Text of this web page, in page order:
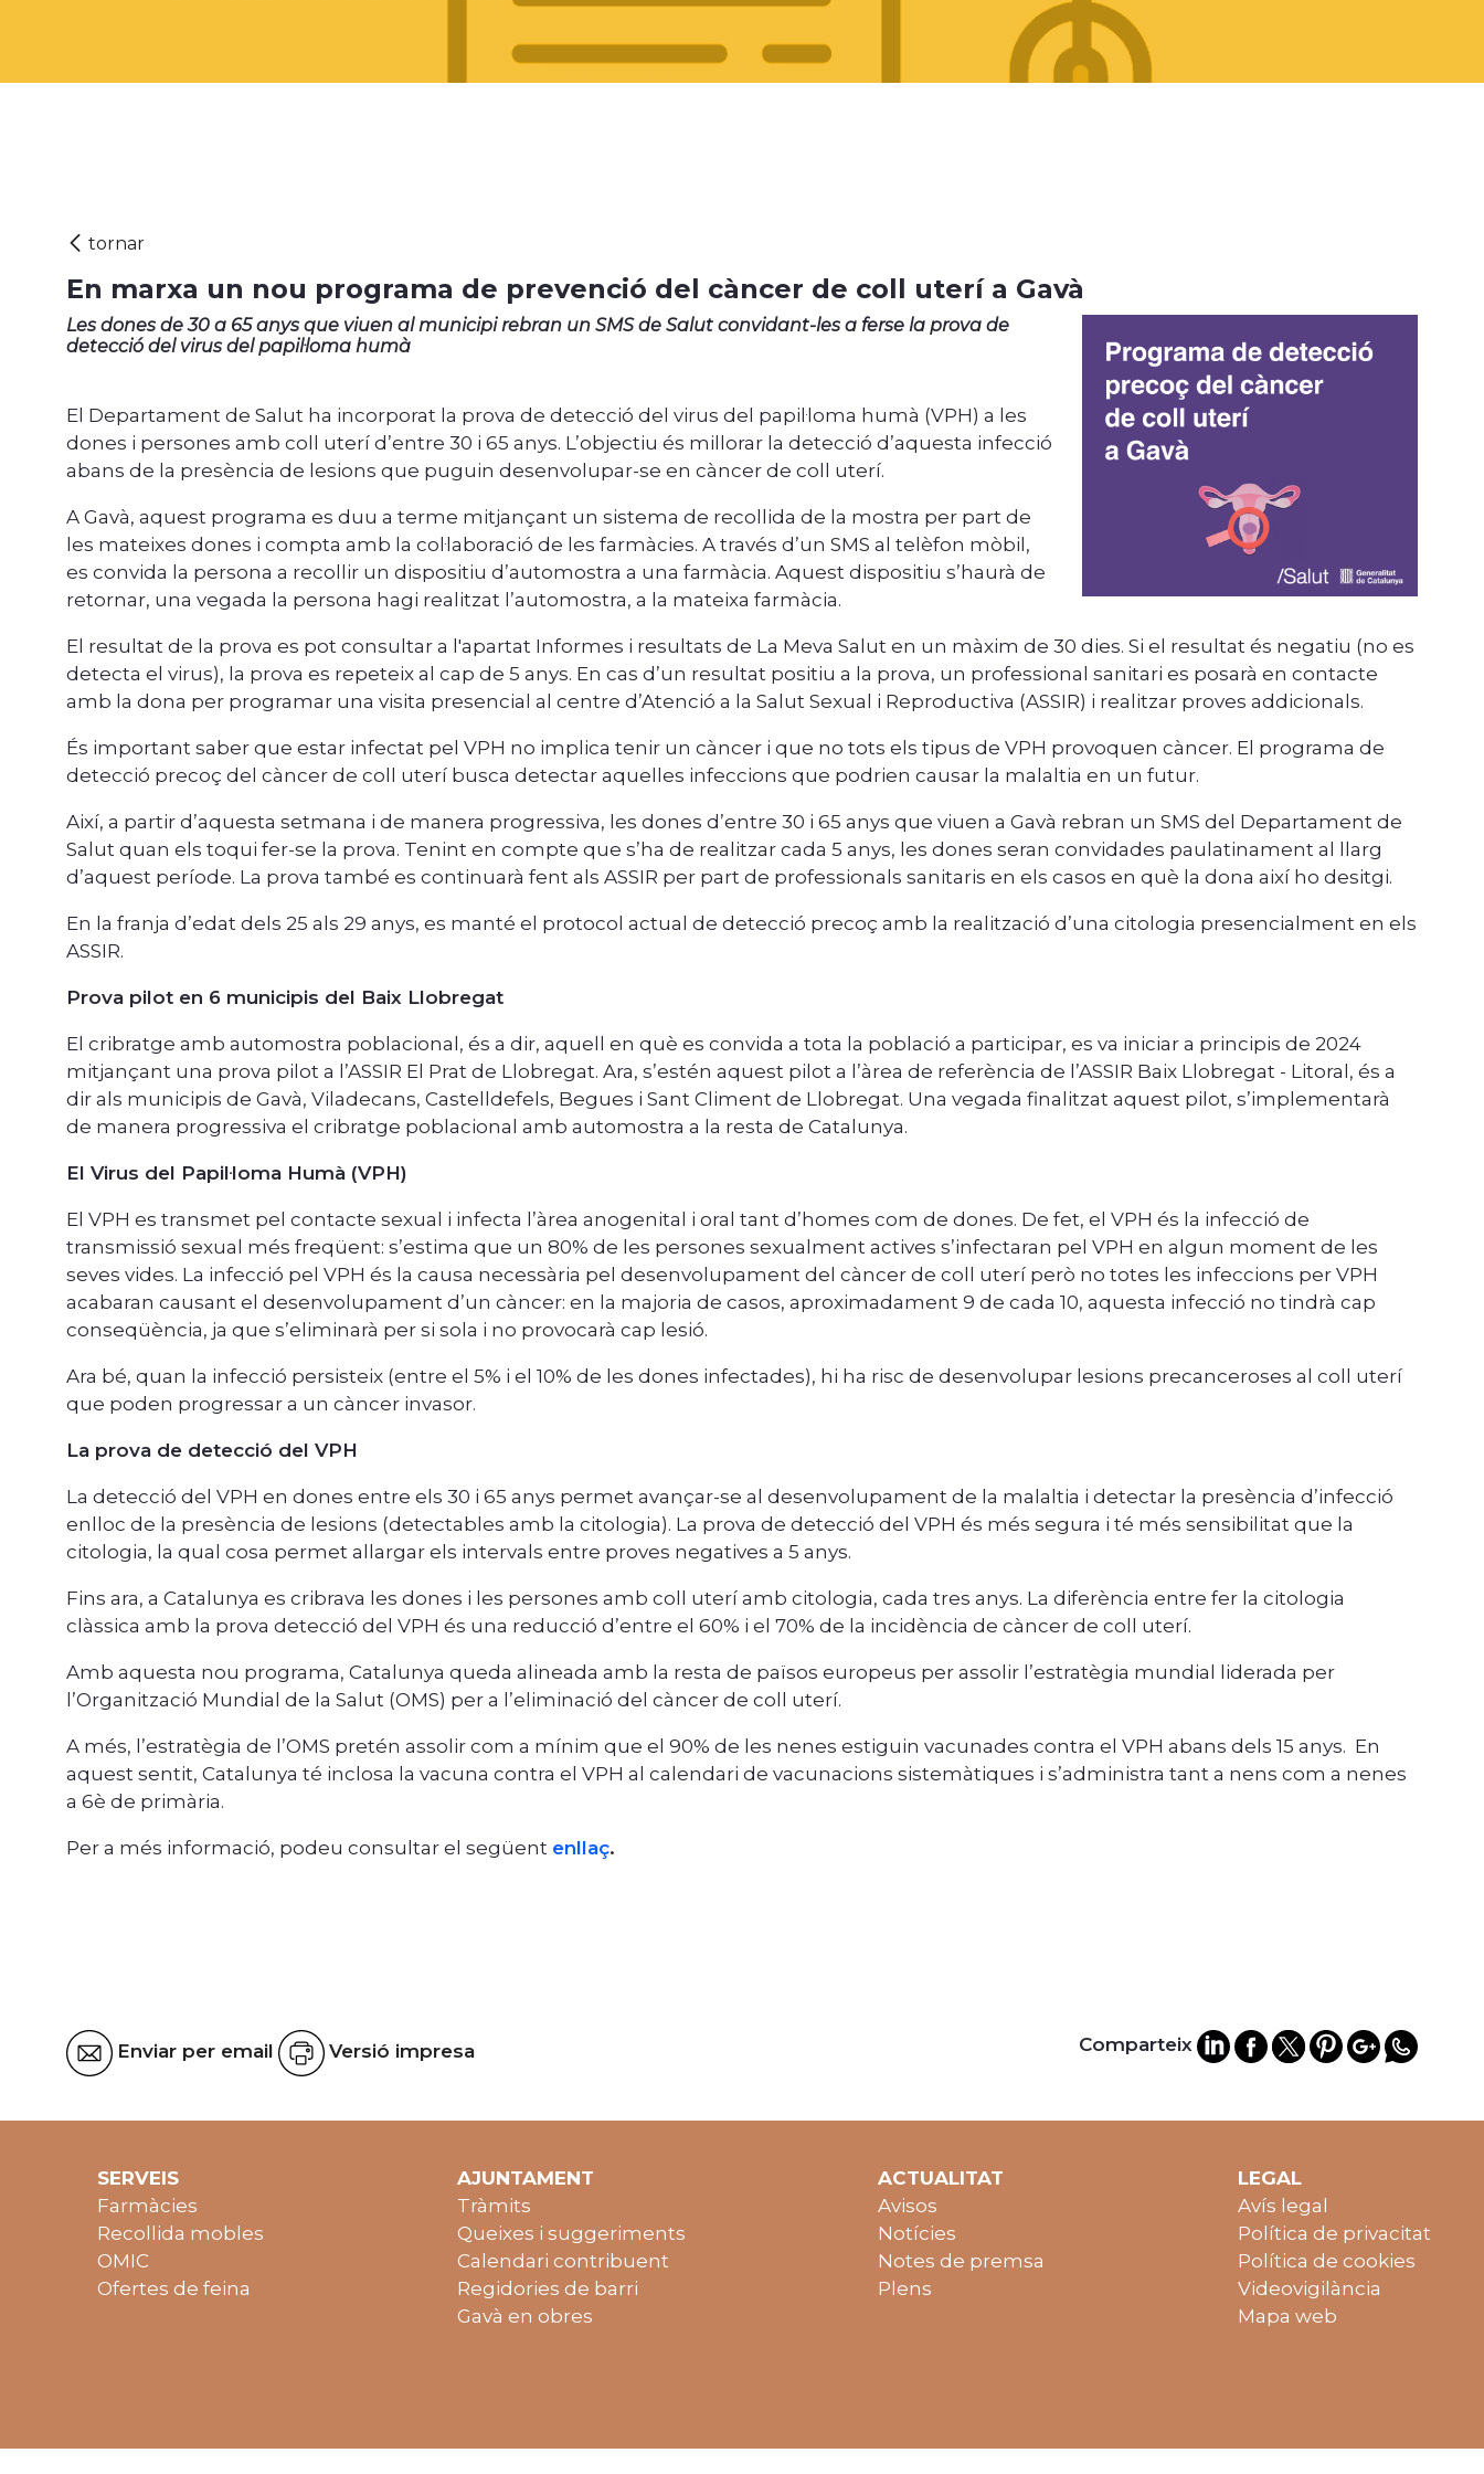
En marxa un nou programa de prevenció del càncer de coll uterí a Gavà
Les dones de 30 a 65 anys que viuen al municipi rebran un SMS de Salut convidant-les a ferse la prova de
detecció del virus del papil·loma humà
El Departament de Salut ha incorporat la prova de detecció del virus del papil·loma humà (VPH) a les
dones i persones amb coll uterí d’entre 30 i 65 anys. L’objectiu és millorar la detecció d’aquesta infecció
abans de la presència de lesions que puguin desenvolupar-se en càncer de coll uterí.
A Gavà, aquest programa es duu a terme mitjançant un sistema de recollida de la mostra per part de
les mateixes dones i compta amb la col·laboració de les farmàcies. A través d’un SMS al telèfon mòbil,
es convida la persona a recollir un dispositiu d’automostra a una farmàcia. Aquest dispositiu s’haurà de
retornar, una vegada la persona hagi realitzat l’automostra, a la mateixa farmàcia.
El resultat de la prova es pot consultar a l'apartat Informes i resultats de La Meva Salut en un màxim de 30 dies. Si el resultat és negatiu (no es
detecta el virus), la prova es repeteix al cap de 5 anys. En cas d’un resultat positiu a la prova, un professional sanitari es posarà en contacte
amb la dona per programar una visita presencial al centre d’Atenció a la Salut Sexual i Reproductiva (ASSIR) i realitzar proves addicionals.
És important saber que estar infectat pel VPH no implica tenir un càncer i que no tots els tipus de VPH provoquen càncer. El programa de
detecció precoç del càncer de coll uterí busca detectar aquelles infeccions que podrien causar la malaltia en un futur.
Així, a partir d’aquesta setmana i de manera progressiva, les dones d’entre 30 i 65 anys que viuen a Gavà rebran un SMS del Departament de
Salut quan els toqui fer-se la prova. Tenint en compte que s’ha de realitzar cada 5 anys, les dones seran convidades paulatinament al llarg
d’aquest període. La prova també es continuarà fent als ASSIR per part de professionals sanitaris en els casos en què la dona així ho desitgi.
En la franja d’edat dels 25 als 29 anys, es manté el protocol actual de detecció precoç amb la realització d’una citologia presencialment en els
ASSIR.
Prova pilot en 6 municipis del Baix Llobregat
El cribratge amb automostra poblacional, és a dir, aquell en què es convida a tota la població a participar, es va iniciar a principis de 2024
mitjançant una prova pilot a l’ASSIR El Prat de Llobregat. Ara, s’estén aquest pilot a l’àrea de referència de l’ASSIR Baix Llobregat - Litoral, és a
dir als municipis de Gavà, Viladecans, Castelldefels, Begues i Sant Climent de Llobregat. Una vegada finalitzat aquest pilot, s’implementarà
de manera progressiva el cribratge poblacional amb automostra a la resta de Catalunya.
El Virus del Papil·loma Humà (VPH)
El VPH es transmet pel contacte sexual i infecta l’àrea anogenital i oral tant d’homes com de dones. De fet, el VPH és la infecció de
transmissió sexual més freqüent: s’estima que un 80% de les persones sexualment actives s’infectaran pel VPH en algun moment de les
seves vides. La infecció pel VPH és la causa necessària pel desenvolupament del càncer de coll uterí però no totes les infeccions per VPH
acabaran causant el desenvolupament d’un càncer: en la majoria de casos, aproximadament 9 de cada 10, aquesta infecció no tindrà cap
conseqüència, ja que s’eliminarà per si sola i no provocarà cap lesió.
Ara bé, quan la infecció persisteix (entre el 5% i el 10% de les dones infectades), hi ha risc de desenvolupar lesions precanceroses al coll uterí
que poden progressar a un càncer invasor.
La prova de detecció del VPH
La detecció del VPH en dones entre els 30 i 65 anys permet avançar-se al desenvolupament de la malaltia i detectar la presència d’infecció
enlloc de la presència de lesions (detectables amb la citologia). La prova de detecció del VPH és més segura i té més sensibilitat que la
citologia, la qual cosa permet allargar els intervals entre proves negatives a 5 anys.
Fins ara, a Catalunya es cribrava les dones i les persones amb coll uterí amb citologia, cada tres anys. La diferència entre fer la citologia
clàssica amb la prova detecció del VPH és una reducció d’entre el 60% i el 70% de la incidència de càncer de coll uterí.
Amb aquesta nou programa, Catalunya queda alineada amb la resta de països europeus per assolir l’estratègia mundial liderada per
l’Organització Mundial de la Salut (OMS) per a l’eliminació del càncer de coll uterí.
A més, l’estratègia de l’OMS pretén assolir com a mínim que el 90% de les nenes estiguin vacunades contra el VPH abans dels 15 anys. En
aquest sentit, Catalunya té inclosa la vacuna contra el VPH al calendari de vacunacions sistemàtiques i s’administra tant a nens com a nenes
a 6è de primària.
Per a més informació, podeu consultar el següent enllaç.
Enviar per email Versió impresa Comparteix
SERVEIS
Farmàcies
Recollida mobles
OMIC
Ofertes de feina
AJUNTAMENT
Tràmits
Queixes i suggeriments
Calendari contribuent
Regidories de barri
Gavà en obres
ACTUALITAT
Avisos
Notícies
Notes de premsa
Plens
LEGAL
Avís legal
Política de privacitat
Política de cookies
Videovigilància
Mapa web